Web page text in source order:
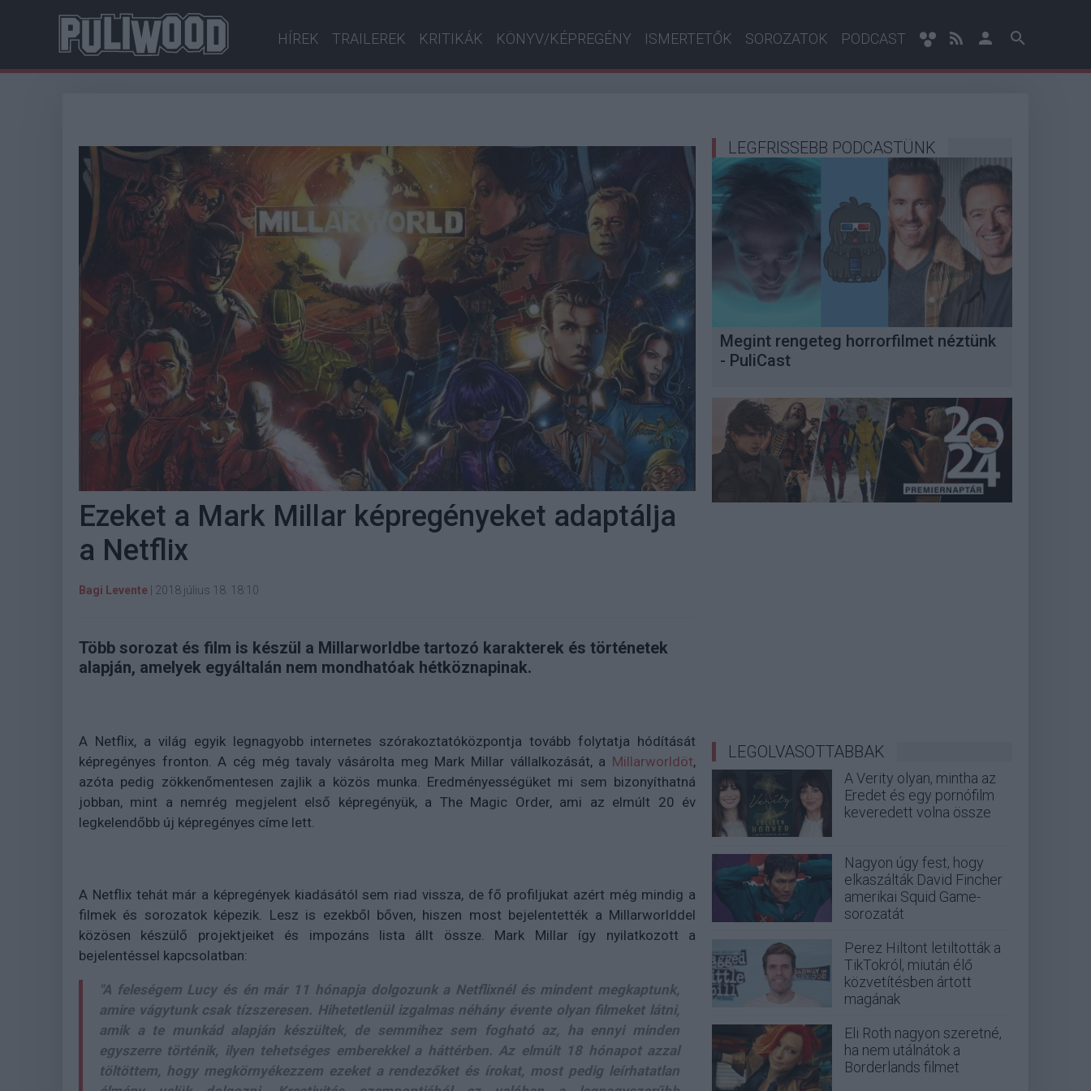
HÍREK TRAILEREK KRITIKÁK KÖNYV/KÉPREGÉNY ISMERTETŐK SOROZATOK PODCAST
Ezeket a Mark Millar képregényeket adaptálja
a Netflix
Bagi Levente 2018 július 18. 18:10
Több sorozat és film is készül a Millarworldbe tartozó karakterek és történetek
alapján, amelyek egyáltalán nem mondhatóak hétköznapinak.
A Netflix, a világ egyik legnagyobb internetes szórakoztatóközpontja tovább folytatja hódítását
képregényes fronton. A cég még tavaly vásárolta meg Mark Millar vállalkozását, a Millarworldöt,
azóta pedig zökkenőmentesen zajlik a közös munka. Eredményességüket mi sem bizonyíthatná
jobban, mint a nemrég megjelent első képregényük, a The Magic Order, ami az elmúlt 20 év
legkelendőbb új képregényes címe lett.
A Netflix tehát már a képregények kiadásától sem riad vissza, de fő profiljukat azért még mindig a
filmek és sorozatok képezik. Lesz is ezekből bőven, hiszen most bejelentették a Millarworlddel
közösen készülő projektjeiket és impozáns lista állt össze. Mark Millar így nyilatkozott a
bejelentéssel kapcsolatban:
"A feleségem Lucy és én már 11 hónapja dolgozunk a Netflixnél és mindent megkaptunk,
amire vágytunk csak tízszeresen. Hihetetlenül izgalmas néhány évente olyan filmeket látni,
amik a te munkád alapján készültek, de semmihez sem fogható az, ha ennyi minden
egyszerre történik, ilyen tehetséges emberekkel a háttérben. Az elmúlt 18 hónapot azzal
töltöttem, hogy megkörnyékezzem ezeket a rendezőket és írokat, most pedig leírhatatlan
LEGFRISSEBB PODCASTÜNK
Megint rengeteg horrorfilmet néztünk
- PuliCast
LEGOLVASOTTABBAK
A Verity olyan, mintha az
Eredet és egy pornófilm
keveredett volna össze
Nagyon úgy fest, hogy
elkaszálták David Fincher
amerikai Squid Game-
sorozatát
Perez Hiltont letiltották a
TikTokról, miután élő
közvetítésben ártott
magának
Eli Roth nagyon szeretné,
ha nem utálnátok a
Borderlands filmet